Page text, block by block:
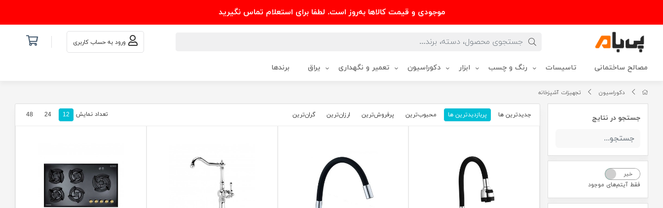
موجودی و قیمت کالاها به‌روز است. لطفا برای استعلام تماس نگیرید
ورود به حساب کاربری
مصالح ساختمانی تاسیسات رنگ و چسب ابزار دکوراسیون تعمیر و نگهداری یراق برندها
دکوراسیون تجهیزات آشپزخانه
جستجو در نتایج
خیر
فقط آیتم‌های موجود
جدیدترین ها پربازدیدترین ها محبوب‌‌ترین پرفروش‌ترین ارزان‌ترین گران‌ترین تعداد نمایش 12
24
48